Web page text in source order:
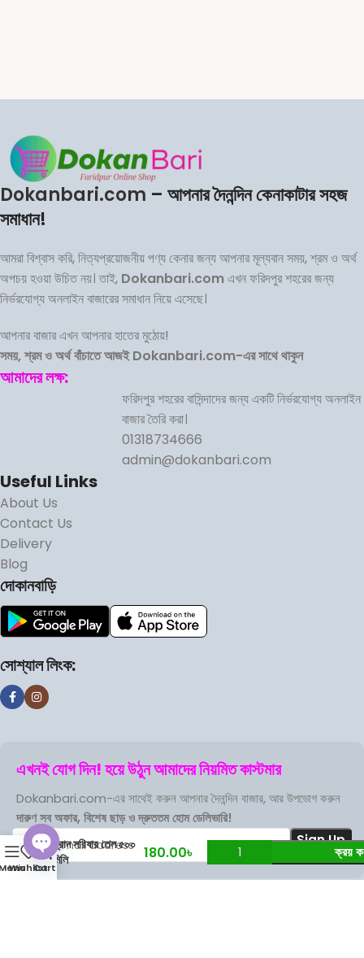
Dokanbari.com – আপনার দৈনন্দিন কেনাকাটার সহজ
সমাধান!
আমরা বিশ্বাস করি, নিত্যপ্রয়োজনীয় পণ্য কেনার জন্য আপনার মূল্যবান সময়, শ্রম ও অর্থ
অপচয় হওয়া উচিত নয়। তাই, Dokanbari.comএখন ফরিদপুর শহরের জন্য
নির্ভরযোগ্য অনলাইন বাজারের সমাধান নিয়ে এসেছে।
আপনার বাজার এখন আপনার হাতের মুঠোয়!
সময়, শ্রম ও অর্থ বাঁচাতে আজই Dokanbari.com-এর সাথে থাকুন
আমাদের লক্ষ:
ফরিদপুর শহরের বাসিন্দাদের জন্য একটি নির্ভরযোগ্য অনলাইন
বাজার তৈরি করা।
01318734666
admin@dokanbari.com
Useful Links
About Us
Contact Us
Delivery
Blog
দোকানবাড়ি
সোশ্যাল লিংক:
এখনই যোগ দিন! হয়ে উঠুন আমাদের নিয়মিত কাস্টমার
Dokanbari.com-এর সাথেই করুন আপনার দৈনন্দিন বাজার, আর উপভোগ করুন
দারুণ সব অফার, বিশেষ ছাড় ও দ্রুততম হোম ডেলিভারি!
প্রান সরিষার তেল ৫০০
মিলি
180.00৳ ক্রয়
Wishlist
0
Cart
Open